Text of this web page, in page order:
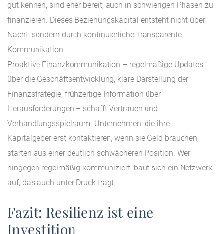
gut kennen, sind eher bereit, auch in schwierigen Phasen zu
finanzieren. Dieses Beziehungskapital entsteht nicht über
Nacht, sondern durch kontinuierliche, transparente
Kommunikation.
Proaktive Finanzkommunikation – regelmäßige Updates
über die Geschäftsentwicklung, klare Darstellung der
Finanzstrategie, frühzeitige Information über
Herausforderungen – schafft Vertrauen und
Verhandlungsspielraum. Unternehmen, die ihre
Kapitalgeber erst kontaktieren, wenn sie Geld brauchen,
starten aus einer deutlich schwächeren Position. Wer
hingegen regelmäßig kommuniziert, baut sich ein Netzwerk
auf, das auch unter Druck trägt.
Fazit: Resilienz ist eine
Investition